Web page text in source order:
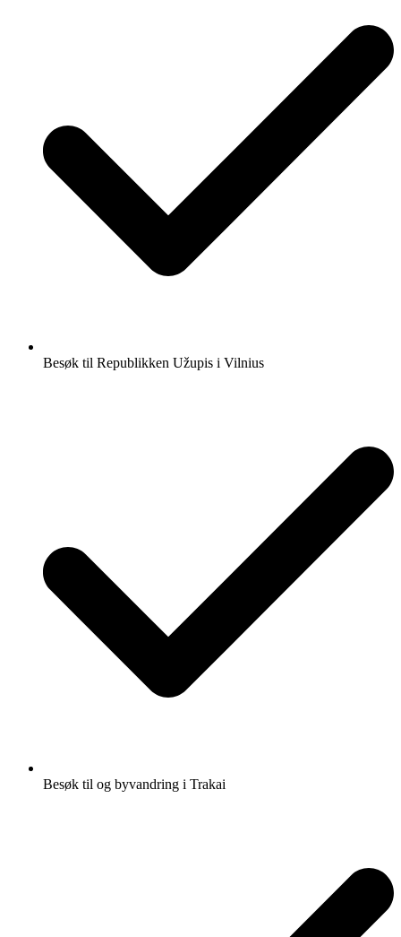
Besøk til Republikken Užupis i Vilnius
Besøk til og byvandring i Trakai